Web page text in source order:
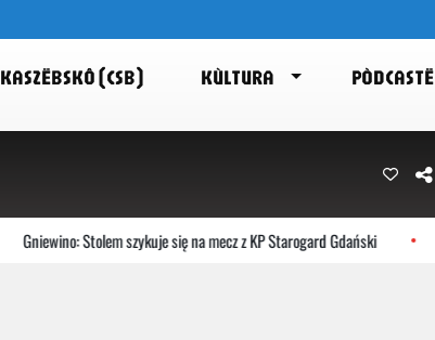
KASZËBSKÔ (CSB) KÙLTURA PÒDCASTË
Gniewino: Stolem szykuje się na mecz z KP Starogard Gdański